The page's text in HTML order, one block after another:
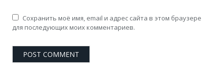
Сохранить моё имя, email и адрес сайта в этом браузере
для последующих моих комментариев.